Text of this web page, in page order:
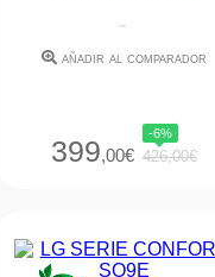
-
añadir al comparador
399,00€
-6%
426,00€